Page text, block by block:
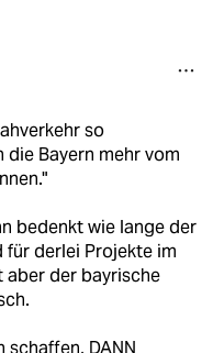
so
die Bayern mehr vom
bedenkt wie lange der
für derlei Projekte im
der bayrische
schaffen, DANN